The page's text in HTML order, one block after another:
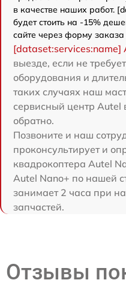
в качестве наших работ.
будет стоить на -15%
сайте через форму заказа
[dataset:services:name]
выезде, если не
оборудования и
таких случаях наш
сервисный центр Autel
обратно.
Позвоните и наш
проконсультирует и
квадрокоптера Autel
Autel Nano+ по нашей
занимает 2 часа при
запчастей.
Отзывы